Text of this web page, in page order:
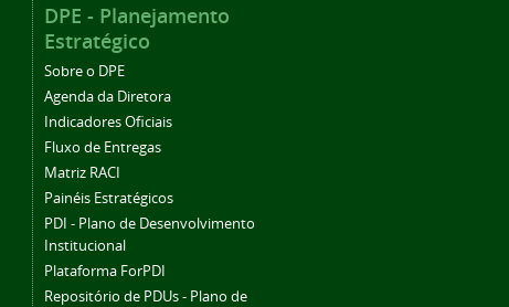
DPE - Planejamento
Estratégico
Sobre o DPE
Agenda da Diretora
Indicadores Oficiais
Fluxo de Entregas
Matriz RACI
Painéis Estratégicos
PDI - Plano de Desenvolvimento
Institucional
Plataforma ForPDI
Repositório de PDUs - Plano de